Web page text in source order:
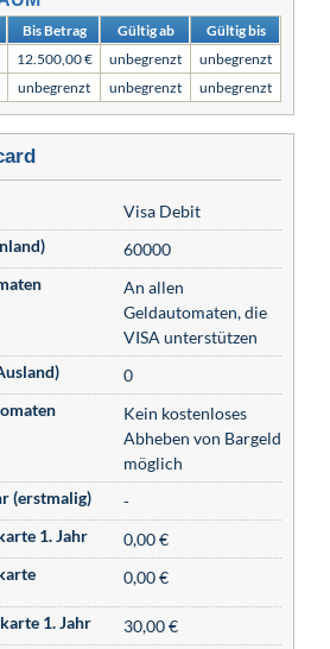
Bis Betrag Gültig ab
Gültig bis
12.500,00 € unbegrenzt
unbegrenzt
unbegrenzt unbegrenzt unbegrenzt
Visa Debit
60000
An allen
Geldautomaten, die
VISA unterstützen
0
Kein kostenloses
Abheben von Bargeld
möglich
(erstmalig)
-
1. Jahr
0,00 €
0,00 €
1. Jahr
30,00 €